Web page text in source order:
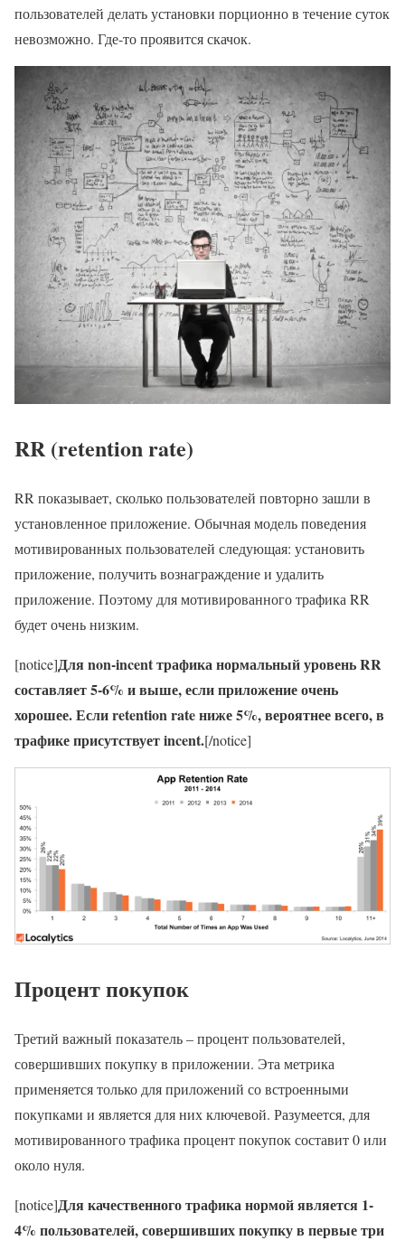
пользователей делать установки порционно в течение суток
невозможно. Где-то проявится скачок.
RR (retention rate)
RR показывает, сколько пользователей повторно зашли в
установленное приложение. Обычная модель поведения
мотивированных пользователей следующая: установить
приложение, получить вознаграждение и удалить
приложение. Поэтому для мотивированного трафика RR
будет очень низким.
[notice]Для non-incent трафика нормальный уровень RR
составляет 5-6% и выше, если приложение очень
хорошее. Если retention rate ниже 5%, вероятнее всего, в
трафике присутствует incent.[/notice]
Процент покупок
Третий важный показатель – процент пользователей,
совершивших покупку в приложении. Эта метрика
применяется только для приложений со встроенными
покупками и является для них ключевой. Разумеется, для
мотивированного трафика процент покупок составит 0 или
около нуля.
[notice]Для качественного трафика нормой является 1-
4% пользователей, совершивших покупку в первые три